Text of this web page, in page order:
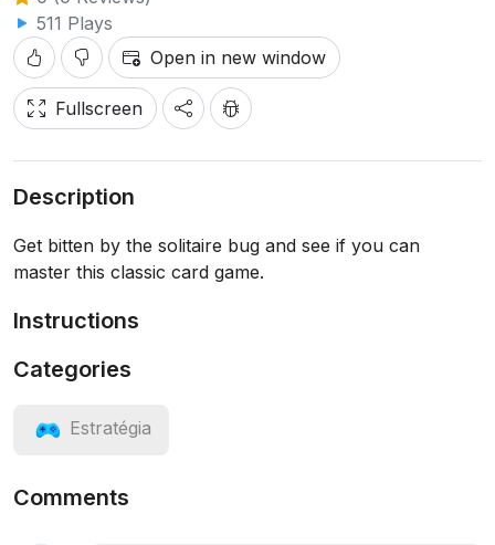
511 Plays
Open in new window
Fullscreen
Description
Get bitten by the solitaire bug and see if you can
master this classic card game.
Instructions
Categories
Estratégia
Comments